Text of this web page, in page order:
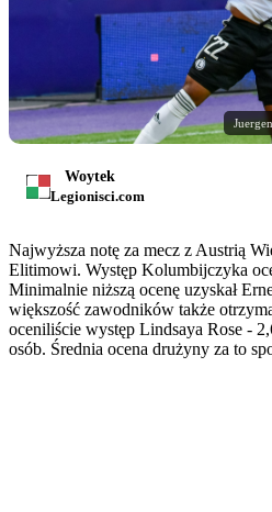
Woytek
Legionisci.com
Najwyższa notę za mecz z Austrią
Elitimowi. Występ Kolumbijczyka
Minimalnie niższą ocenę uzyskał
większość zawodników także
oceniliście występ Lindsaya Rose -
osób. Średnia ocena drużyny za to